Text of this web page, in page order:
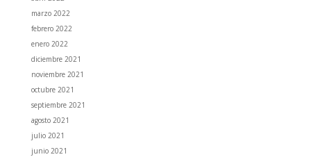
marzo 2022
febrero 2022
enero 2022
diciembre 2021
noviembre 2021
octubre 2021
septiembre 2021
agosto 2021
julio 2021
junio 2021